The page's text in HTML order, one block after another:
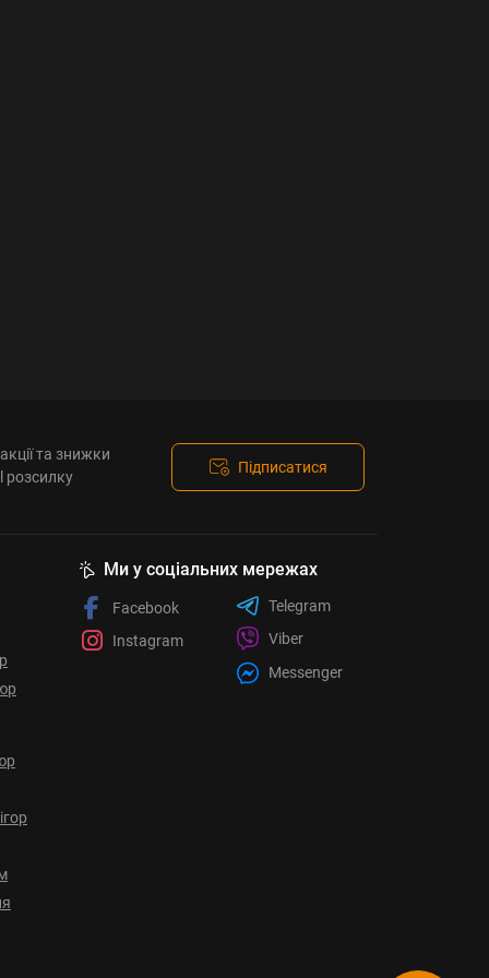
та знижки
розсилку
Підписатися
Ми у соціальних мережах
Facebook
Instagram
Telegram
Viber
Messenger